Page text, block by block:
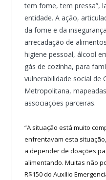
tem fome, tem pressa”,
entidade. A ação,
da fome e da
arrecadação de
higiene pessoal, álcool
gás de cozinha, para
vulnerabilidade social de
Metropolitana,
associações parceiras.
“A situação está muito
enfrentavam esta
a depender de doações
alimentando. Muitas não
R$150 do Auxílio